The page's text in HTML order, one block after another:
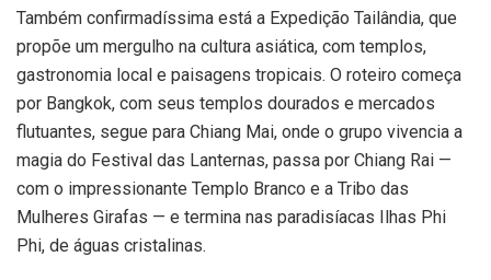
Também confirmadíssima está a Expedição Tailândia, que
propõe um mergulho na cultura asiática, com templos,
gastronomia local e paisagens tropicais. O roteiro começa
por Bangkok, com seus templos dourados e mercados
flutuantes, segue para Chiang Mai, onde o grupo vivencia a
magia do Festival das Lanternas, passa por Chiang Rai —
com o impressionante Templo Branco e a Tribo das
Mulheres Girafas — e termina nas paradisíacas Ilhas Phi
Phi, de águas cristalinas.